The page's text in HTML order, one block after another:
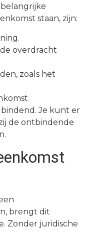
staan, zijn:
overdracht
zoals het
Je kunt er
de ontbindende
brengt dit
Zonder juridische